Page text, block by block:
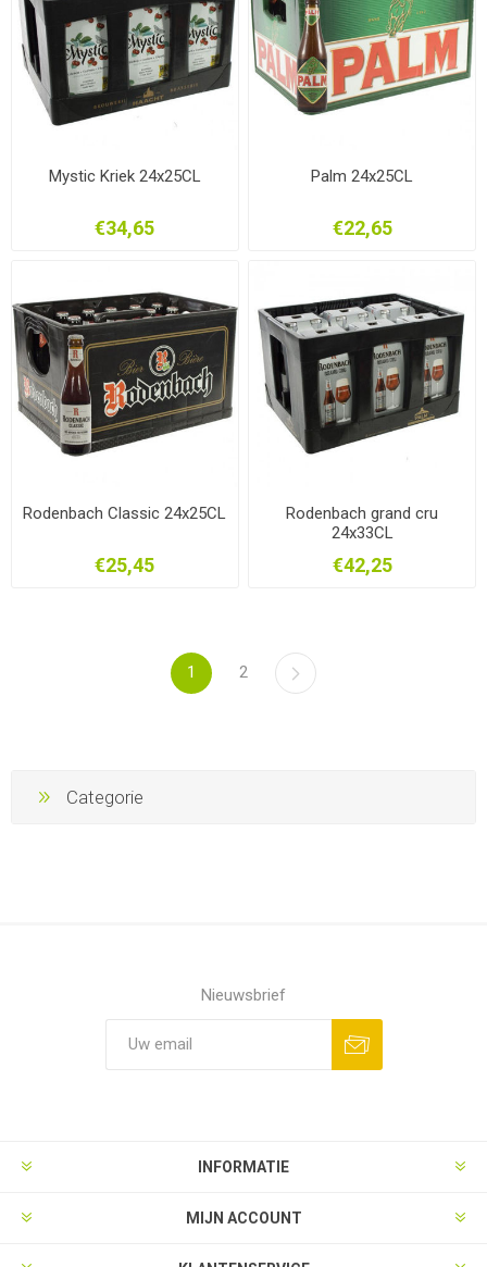
Mystic Kriek 24x25CL
€34,65
Palm 24x25CL
€22,65
Rodenbach Classic 24x25CL
€25,45
Rodenbach grand cru
24x33CL
€42,25
1 2
Categorie
Nieuwsbrief
INFORMATIE
MIJN ACCOUNT